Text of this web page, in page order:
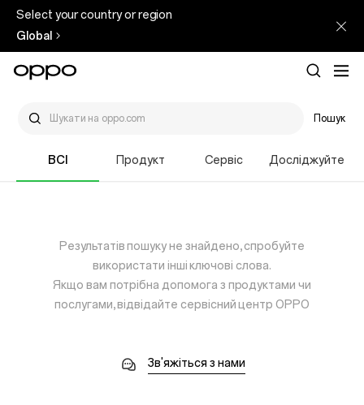
Select your country or region
Global
Пошук
ВСІ Продукт Сервіс Досліджуйте
Результатів пошуку не знайдено, спробуйте
використати інші ключові слова.
Якщо вам потрібна допомога з продуктами чи
послугами, відвідайте сервісний центр OPPO
Зв'яжіться з нами